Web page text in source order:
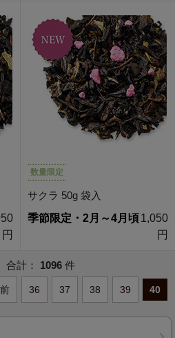
円
数量限定
サクラ 50g 袋入
季節限定・2月～4月頃1,050
円
合計： 1096 件
前 36 37 38 39 40